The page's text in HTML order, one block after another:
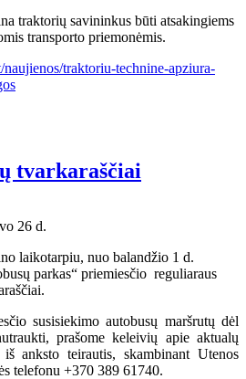
traktorių savininkus būti atsakingiems
transporto priemonėmis.
traktoriu-technine-apziura-
tvarkaraščiai
26 d.
laikotarpiu, nuo balandžio 1 d.
parkas“ priemiesčio reguliaraus
susisiekimo autobusų maršrutų dėl
prašome keleivių apie aktualų
anksto teirautis, skambinant Utenos
telefonu +370 389 61740.